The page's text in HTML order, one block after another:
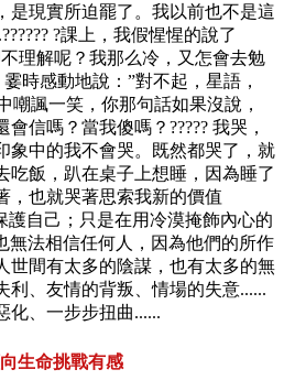
是現實所迫罷了。我以前也不是這
?課上，我假惺惺的說了
理解呢？我那么冷，又怎會去勉
霎時感動地說：”對不起，星語，
嘲諷一笑，你那句話如果沒說，
信嗎？當我傻嗎？????? 我哭，
象中的我不會哭。既然都哭了，就
吃飯，趴在桌子上想睡，因為睡了
，也就哭著思索我新的價值
護自己；只是在用冷漠掩飾內心的
無法相信任何人，因為他們的所作
世間有太多的陰謀，也有太多的無
利、友情的背叛、情場的失意......
化、一步步扭曲......
生命挑戰有感